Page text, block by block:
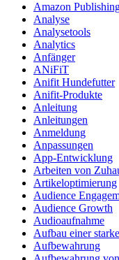
Amazon
Analyse
Analysetools
Analytics
Anfänger
ANiFiT
Anifit Hundefutter
Anifit-Produkte
Anleitung
Anleitungen
Anmeldung
Anpassungen
App-Entwicklung
Arbeiten von
Artikeloptimierung
Audience
Audience Growth
Audioaufnahme
Aufbau einer
Aufbewahrung